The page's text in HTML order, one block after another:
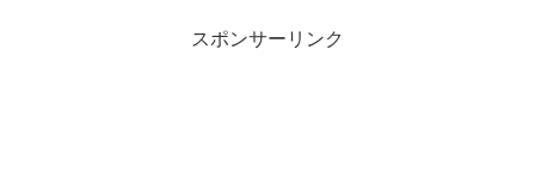
スポンサーリンク